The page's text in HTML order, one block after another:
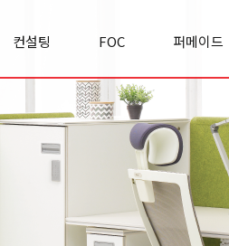
컨설팅 FOC 퍼메이드
실적/사례
리서치&
인사이트
FOC란?
FOC 이야기
모집공고
기업소개
사업영역
오시는길